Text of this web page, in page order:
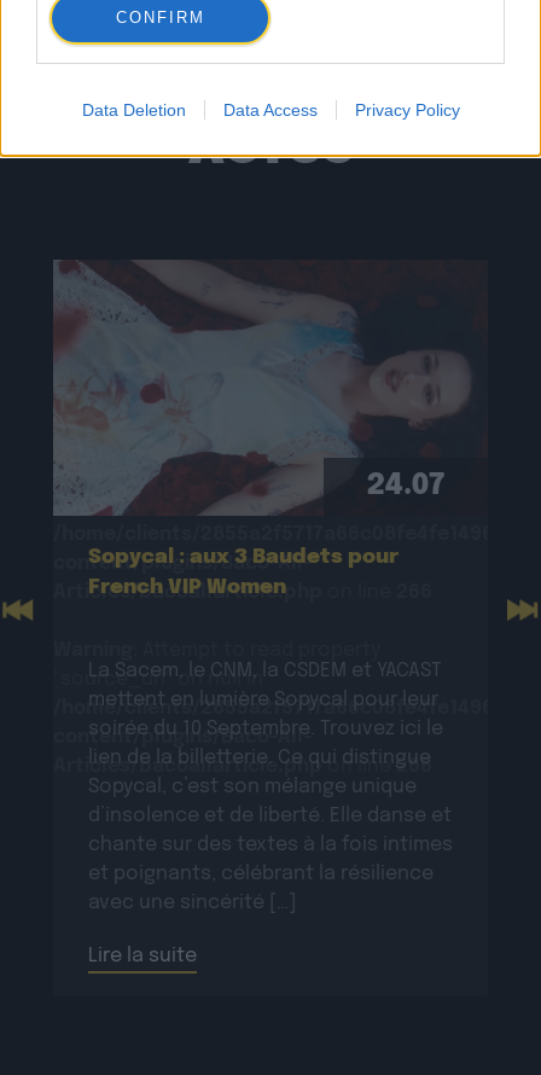
CONFIRM
Data Deletion Data Access Privacy Policy
TOUTES LES
ACTUS
24.07
Sopycal : aux 3 Baudets pour
French VIP Women
La Sacem, le CNM, la CSDEM et YACAST
mettent en lumière Sopycal pour leur
soirée du 10 Septembre. Trouvez ici le
lien de la billetterie. Ce qui distingue
Sopycal, c’est son mélange unique
d’insolence et de liberté. Elle danse et
chante sur des textes à la fois intimes
et poignants, célébrant la résilience
avec une sincérité […]
Lire la suite
Warning: Undefined property:
stdClass::$wp:featuredmedia in
/home/clients/
content/plugins/Baco-All-
Articles/bacoallarticle.php
on line266
: Trying to access array offset on
value of type null in
content/plugins/Baco-All-
Articles/bacoallarticle.php
"source_url" on null in
/home/clients/
content/plugins/Baco-All-
Articles/bacoallarticle.phpon line266
Previous